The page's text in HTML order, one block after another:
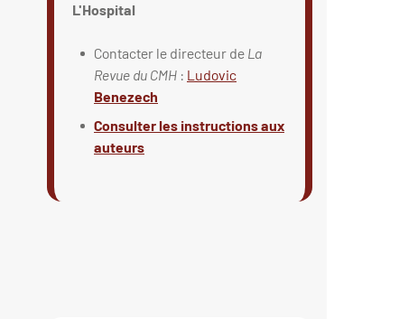
L'Hospital
Contacter le directeur de La
Revue du CMH : Ludovic
Benezech
Consulter les instructions aux
auteurs